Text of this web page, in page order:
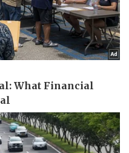
Thị trường
Tiêu dùng
Chứng khoán
Giá cà phê